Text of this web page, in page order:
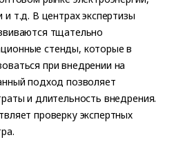
т.д. В центрах экспертизы
тщательно
стенды, которые в
при внедрении на
подход позволяет
и длительность внедрения.
проверку экспертных